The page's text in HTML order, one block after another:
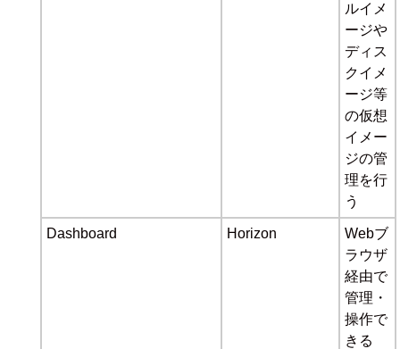
ルイメ
ージや
ディス
クイメ
ージ等
の仮想
イメー
ジの管
理を行
う
Dashboard Horizon
Webブ
ラウザ
経由で
管理・
操作で
きる